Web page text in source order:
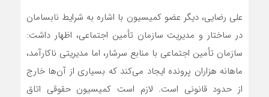
علی رضایی، دیگر عضو کمیسیون با اشاره به شرایط نابسامان
در ساختار و مدیریت سازمان تأمین اجتماعی، اظهار داشت:
سازمان تأمین اجتماعی با منابع سرشار، اما مدیریتی ناکارآمد،
ماهانه هزاران پرونده ایجاد می‌کند که بسیاری از آن‌ها خارج
از حدود قانونی است. لازم است کمیسیون حقوقی اتاق